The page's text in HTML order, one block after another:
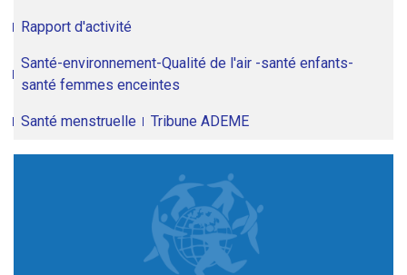
Rapport d'activité
Santé-environnement-Qualité de l'air -santé enfants-
santé femmes enceintes
Santé menstruelle Tribune ADEME